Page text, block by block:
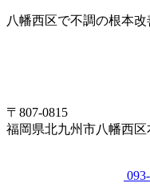
八幡西区で不調の根本
〒807-0815
福岡県北九州市八幡西